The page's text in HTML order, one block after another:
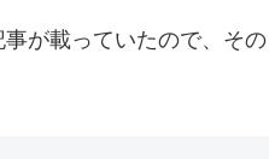
が載っていたので、その